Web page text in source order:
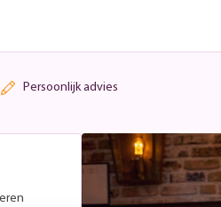
Persoonlijk advies